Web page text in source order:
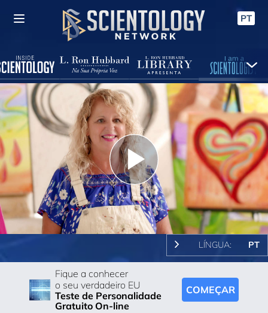
PT
Play
Video
LÍNGUA: PT
Fique a conhecer
o seu verdadeiro EU
Teste de Personalidade
Gratuito On-line
COMEÇAR